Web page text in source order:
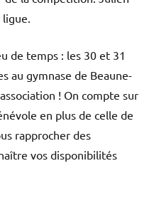
de temps : les 30 et 31
au gymnase de Beaune-
! On compte sur
en plus de celle de
rapprocher des
vos disponibilités